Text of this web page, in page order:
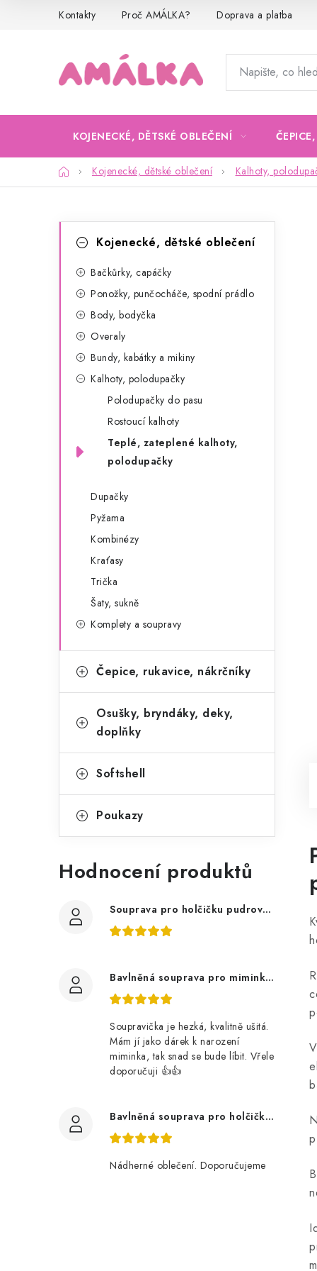
Kontakty Proč AMÁLKA? Doprava a platba
KOJENECKÉ, DĚTSKÉ OBLEČENÍ
DomůKojenecké, dětské oblečení Kalhoty,
kategorieKojenecké, dětské oblečení
Bačkůrky, capáčky
Ponožky, punčocháče, spodní prádlo
Body, bodyčka
Overaly
Bundy, kabátky a mikiny
Kalhoty, polodupačky
Polodupačky do pasu
Rostoucí kalhoty
Teplé, zateplené kalhoty,
polodupačky
Dupačky
Pyžama
Kombinézy
Kraťasy
Trička
Šaty, sukně
Komplety a soupravy
Čepice, rukavice, nákrčníky
Osušky, bryndáky, deky,
doplňky
Softshell
Poukazy
Hodnocení produktů
Souprava pro holčičku pudrově růžová, ptáčci květy
Bavlněná souprava pro miminko, zvířátka v lese
Soupravička je hezká, kvalitně ušitá.
Mám jí jako dárek k narození
miminka, tak snad se bude líbit. Vřele
doporučuji 👍👍
Bavlněná souprava pro holčičku, tmavé květy
Nádherné oblečení. Doporučujeme